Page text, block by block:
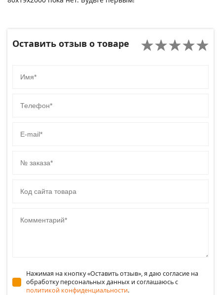
Оставить отзыв о товаре
Нажимая на кнопку «Оставить отзыв», я даю согласие на
обработку персональных данных и соглашаюсь c
политикой конфиденциальности.